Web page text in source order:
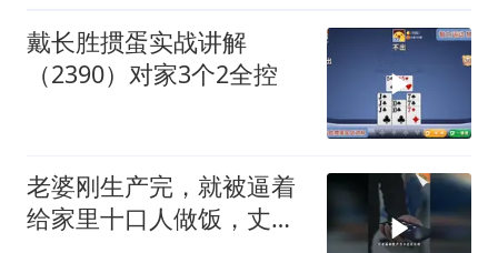
戴长胜掼蛋实战讲解
（2390）对家3个2全控
老婆刚生产完，就被逼着
给家里十口人做饭，丈夫